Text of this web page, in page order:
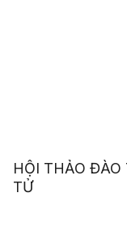
HỘI THẢO ĐÀO
TỬ